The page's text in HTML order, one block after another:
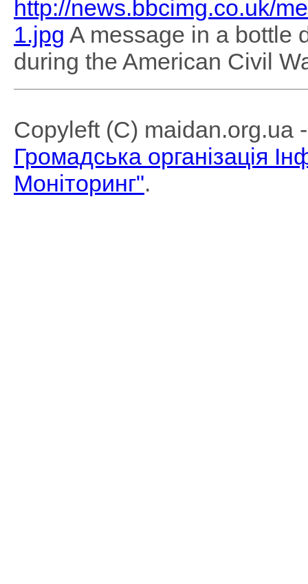
http://news.bbcimg.co.uk/
1.jpg A message in a bottle
during the American Civil
Copyleft (C) maidan.org.ua
Громадська організація
Моніторинг".